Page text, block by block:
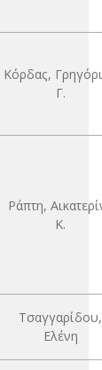
Κόρδας,
Γ.
Ράπτη,
Κ.
Τσαγγαρίδου,
Ελένη